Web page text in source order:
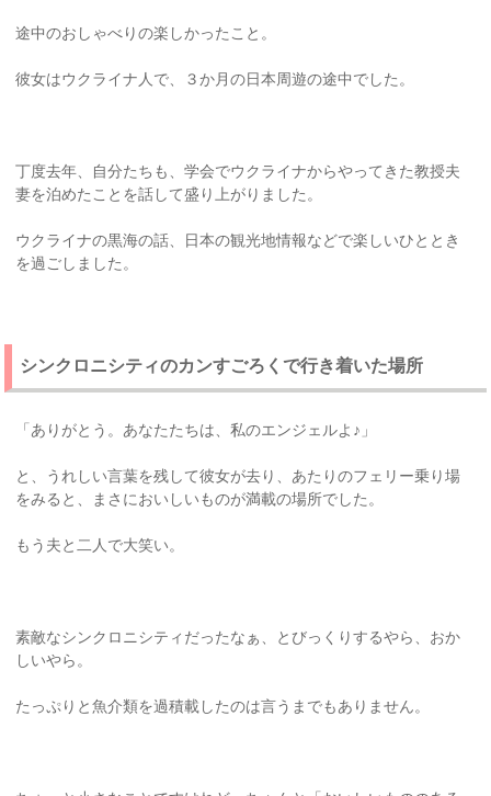
途中のおしゃべりの楽しかったこと。
彼女はウクライナ人で、３か月の日本周遊の途中でした。
丁度去年、自分たちも、学会でウクライナからやってきた教授夫
妻を泊めたことを話して盛り上がりました。
ウクライナの黒海の話、日本の観光地情報などで楽しいひととき
を過ごしました。
シンクロニシティのカンすごろくで行き着いた場所
「ありがとう。あなたたちは、私のエンジェルよ♪」
と、うれしい言葉を残して彼女が去り、あたりのフェリー乗り場
をみると、まさにおいしいものが満載の場所でした。
もう夫と二人で大笑い。
素敵なシンクロニシティだったなぁ、とびっくりするやら、おか
しいやら。
たっぷりと魚介類を過積載したのは言うまでもありません。